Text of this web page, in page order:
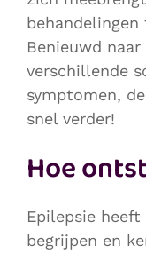
behandelingen
Benieuwd
verschillende
symptomen,
snel verder!
Hoe
Epilepsie
begrijpen en